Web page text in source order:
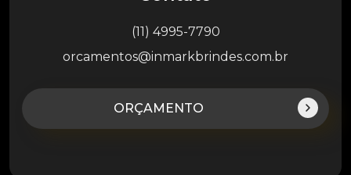
(11) 4995-7790
orcamentos@inmarkbrindes.com.br
ORÇAMENTO